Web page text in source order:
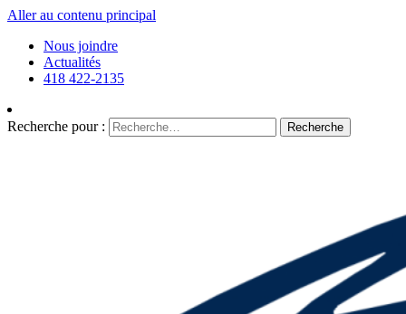
Aller au contenu principal
Nous joindre
Actualités
418 422-2135
Recherche pour : Recherche